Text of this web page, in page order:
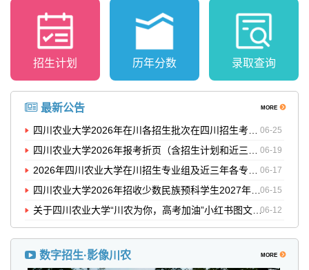
招生计划 历年分数 录取查询
最新公告 MORE
四川农业大学2026年在川各招生批次在四川招生考试报页码 06-25
四川农业大学2026年报考折页（含招生计划和近三年录取分数） 06-19
2026年四川农业大学在川招生专业组及近三年各专业录取分数 06-17
四川农业大学2026年招收少数民族预科学生2027年转入就读分专业计划公告 06-15
关于四川农业大学“川农为你，高考加油”小红书图文征集活动评选结果的公示 06-12
数字招生·影像川农 MORE